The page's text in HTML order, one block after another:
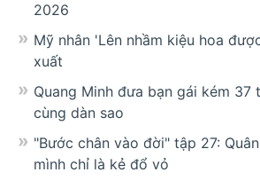
2026
Mỹ nhân 'Lên nhầm kiệu hoa
xuất
Quang Minh đưa bạn gái kém 37
cùng dàn sao
"Bước chân vào đời" tập 27:
mình chỉ là kẻ đổ vỏ